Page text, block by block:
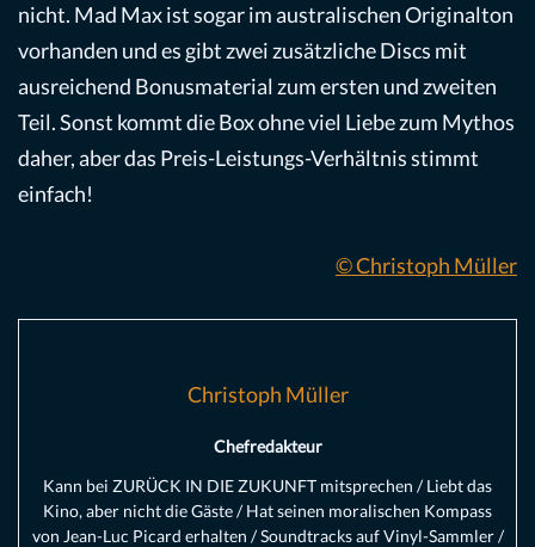
nicht. Mad Max ist sogar im australischen Originalton
vorhanden und es gibt zwei zusätzliche Discs mit
ausreichend Bonusmaterial zum ersten und zweiten
Teil. Sonst kommt die Box ohne viel Liebe zum Mythos
daher, aber das Preis-Leistungs-Verhältnis stimmt
einfach!
© Christoph Müller
Christoph Müller
Chefredakteur
Kann bei ZURÜCK IN DIE ZUKUNFT mitsprechen / Liebt das
Kino, aber nicht die Gäste / Hat seinen moralischen Kompass
von Jean-Luc Picard erhalten / Soundtracks auf Vinyl-Sammler /